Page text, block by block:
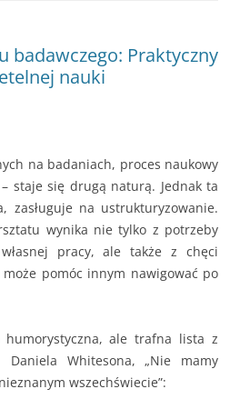
badawczego: Praktyczny
nauki
na badaniach, proces naukowy
staje się drugą naturą. Jednak ta
zasługuje na ustrukturyzowanie.
wynika nie tylko z potrzeby
pracy, ale także z chęci
pomóc innym nawigować po
humorystyczna, ale trafna lista z
Daniela Whitesona, „Nie mamy
wszechświecie”: